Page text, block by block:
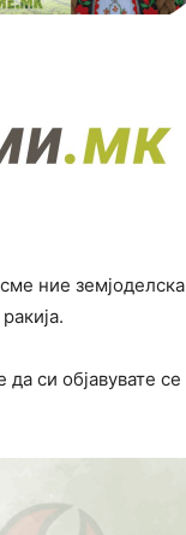
ние земјоделска
си објавувате се